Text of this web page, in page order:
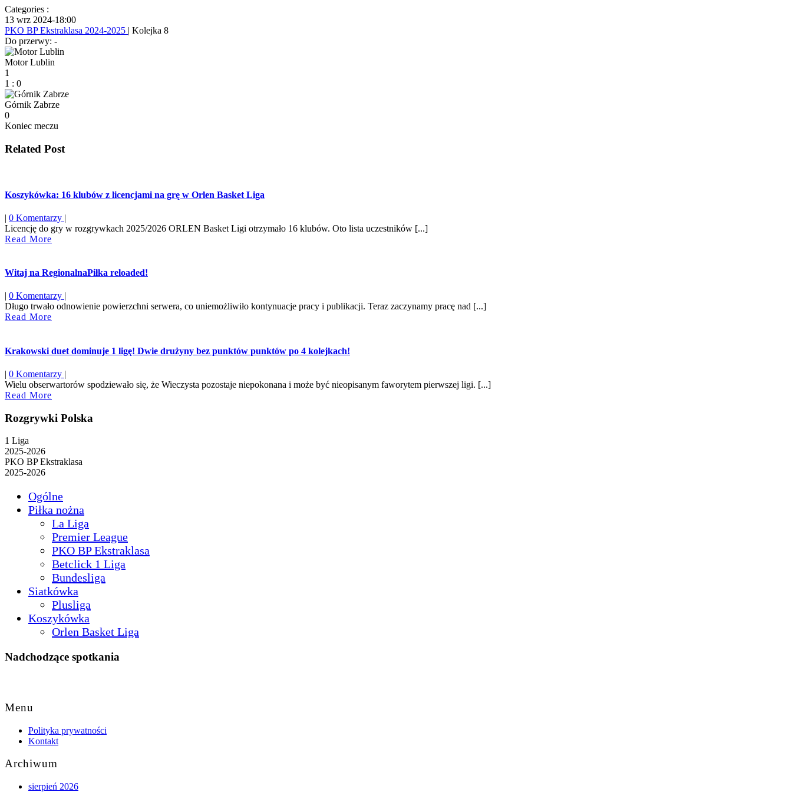
Categories :
13 wrz 2024-18:00
PKO BP Ekstraklasa 2024-2025 | Kolejka 8
Do przerwy: -
Motor Lublin
1
1 : 0
Górnik Zabrze
0
Koniec meczu
Related Post
Koszykówka: 16 klubów z licencjami na grę w Orlen Basket Liga
| 0 Komentarzy |
Licencję do gry w rozgrywkach 2025/2026 ORLEN Basket Ligi otrzymało 16 klubów. Oto lista uczestników [...]
Read More
Witaj na RegionalnaPiłka reloaded!
| 0 Komentarzy |
Długo trwało odnowienie powierzchni serwera, co uniemożliwiło kontynuacje pracy i publikacji. Teraz zaczynamy pracę nad [...]
Read More
Krakowski duet dominuje 1 ligę! Dwie drużyny bez punktów punktów po 4 kolejkach!
| 0 Komentarzy |
Wielu obserwartorów spodziewało się, że Wieczysta pozostaje niepokonana i może być nieopisanym faworytem pierwszej ligi. [...]
Read More
Rozgrywki Polska
1 Liga
2025-2026
PKO BP Ekstraklasa
2025-2026
Ogólne
Piłka nożna
La Liga
Premier League
PKO BP Ekstraklasa
Betclick 1 Liga
Bundesliga
Siatkówka
Plusliga
Koszykówka
Orlen Basket Liga
Nadchodzące spotkania
Top
Menu
Polityka prywatności
Kontakt
Archiwum
sierpień 2026